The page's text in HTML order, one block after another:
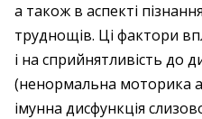
а також в аспекті
труднощів. Ці фактори
і на сприйнятливість до
(ненормальна моторика
імунна дисфункція